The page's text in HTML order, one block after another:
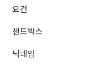
요건
샌드박스
닉네임